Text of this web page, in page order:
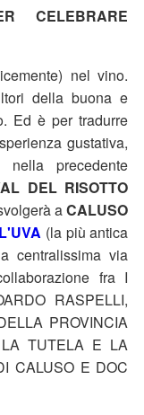
CELEBRARE
nel vino.
della buona e
Ed è per tradurre
gustativa,
precedente
DEL RISOTTO
aCALUSO
(la più antica
centralissima via
fra I
RASPELLI,
PROVINCIA
TUTELA E LA
CALUSO E DOC